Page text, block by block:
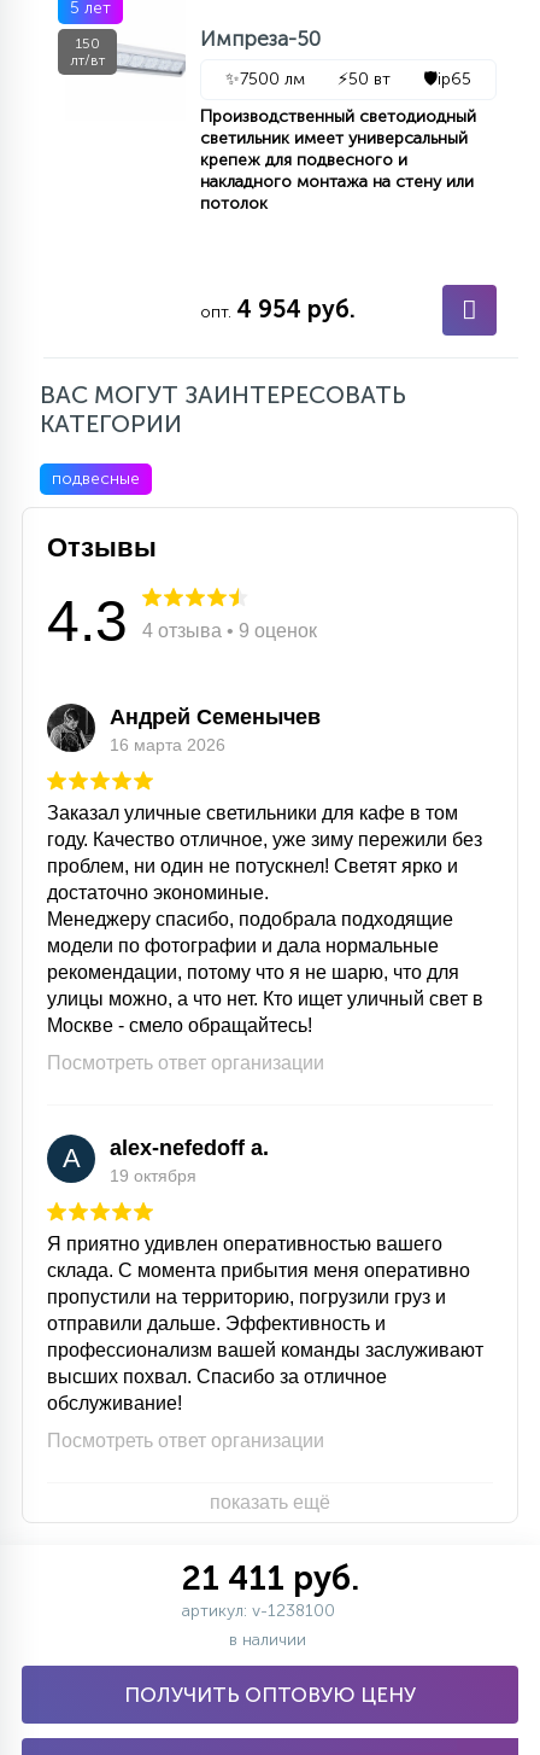
5 лет
150
лт/вт
Импреза-50
✨7500 лм ⚡50 вт 🛡️ip65
Производственный светодиодный
светильник имеет универсальный
крепеж для подвесного и
накладного монтажа на стену или
потолок
опт. 4 954 руб.
ВАС МОГУТ ЗАИНТЕРЕСОВАТЬ
КАТЕГОРИИ
подвесные
Отзывы
4.3 4 отзыва • 9 оценок
Андрей Семенычев
16 марта 2026
Заказал уличные светильники для кафе в том
году. Качество отличное, уже зиму пережили без
проблем, ни один не потускнел! Светят ярко и
достаточно экономиные.
Менеджеру спасибо, подобрала подходящие
модели по фотографии и дала нормальные
рекомендации, потому что я не шарю, что для
улицы можно, а что нет. Кто ищет уличный свет в
Москве - смело обращайтесь!
Посмотреть ответ организации
A alex-nefedoff a.
19 октября
Я приятно удивлен оперативностью вашего
склада. С момента прибытия меня оперативно
пропустили на территорию, погрузили груз и
отправили дальше. Эффективность и
профессионализм вашей команды заслуживают
высших похвал. Спасибо за отличное
обслуживание!
Посмотреть ответ организации
показать ещё
21 411 руб.
артикул: v-1238100
в наличии
ПОЛУЧИТЬ ОПТОВУЮ ЦЕНУ